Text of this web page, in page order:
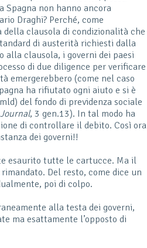
Spagna non hanno ancora
Draghi? Perché, come
clausola di condizionalità che
di austerità richiesti dalla
alla clausola, i governi dei paesi
di due diligence per verificare
emergerebbero (come nel caso
ha rifiutato ogni aiuto e si è
del fondo di previdenza sociale
, 3 gen.13). In tal modo ha
di controllare il debito. Così ora
dei governi!!
esaurito tutte le cartucce. Ma il
Del resto, come dice un
poi di colpo.
alla testa dei governi,
ma esattamente l’opposto di